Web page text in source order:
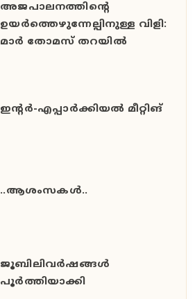
അജപാലനത്തിന്റെ
ഉയർത്തെഴുന്നേല്പിനുള്ള വിളി:
മാർ തോമസ് തറയിൽ
ഇൻ്റർ-എപ്പാർക്കിയൽ മീറ്റിങ്
..ആശംസകൾ..
ജൂബിലിവർഷങ്ങൾ
പൂർത്തിയാക്കി